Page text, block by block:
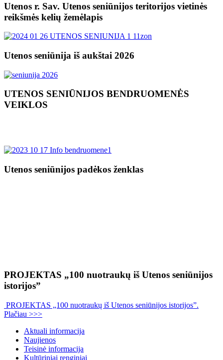
Utenos r. Sav. Utenos seniūnijos teritorijos vietinės
reikšmės kelių žemėlapis
Utenos seniūnija iš aukštai 2026
UTENOS SENIŪNIJOS BENDRUOMENĖS
VEIKLOS
Utenos seniūnijos padėkos ženklas
PROJEKTAS „100 nuotraukų iš Utenos seniūnijos
istorijos”
PROJEKTAS „100 nuotraukų iš Utenos seniūnijos istorijos”.
Plačiau >>>
Aktuali informacija
Naujienos
Teisinė informacija
Kultūriniai renginiai